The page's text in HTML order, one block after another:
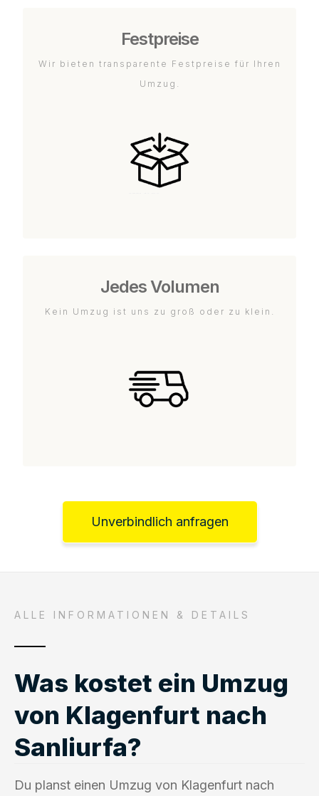
Festpreise
Wir bieten transparente Festpreise für Ihren
Umzug.
Jedes Volumen
Kein Umzug ist uns zu groß oder zu klein.
Unverbindlich anfragen
ALLE INFORMATIONEN & DETAILS
Was kostet ein Umzug
von Klagenfurt nach
Sanliurfa?
Du planst einen Umzug von Klagenfurt nach